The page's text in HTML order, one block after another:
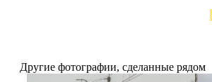
Другие фотографии, сделанные рядом